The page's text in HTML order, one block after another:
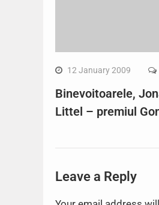
12 January 2009
Binevoitoarele,
Littel – premiul
Leave a Reply